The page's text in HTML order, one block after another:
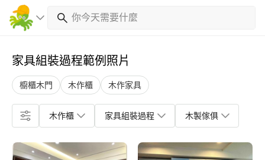
家具組裝過程範例照片
櫥櫃木門 木作櫃 木作家具
木作櫃 家具組裝過程 木製傢俱